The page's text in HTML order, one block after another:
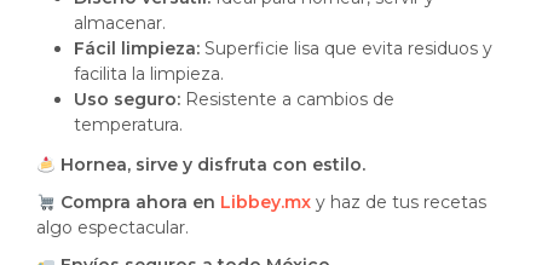
almacenar.
Fácil limpieza:Superficie lisa que evita residuos y
facilita la limpieza.
Uso seguro:Resistente a cambios de
temperatura.
Hornea, sirve y disfruta con estilo.
Compra ahora en Libbey.mxy haz de tus recetas
algo espectacular.